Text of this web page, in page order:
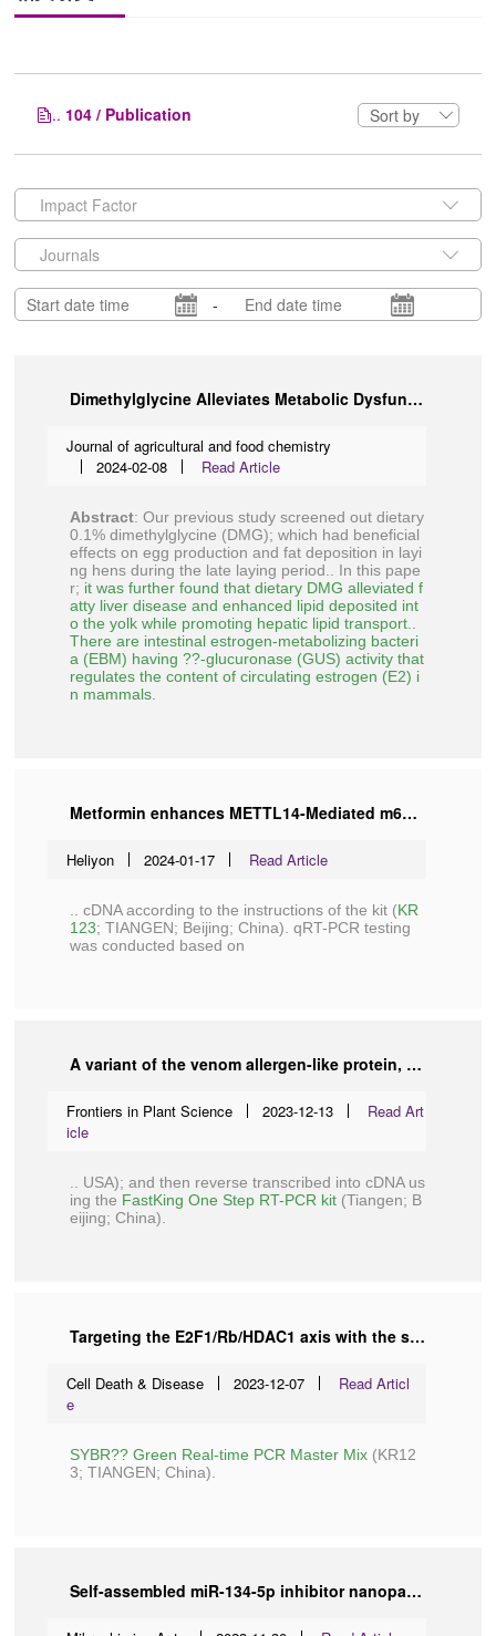
.. 104 / Publication Sort by
Impact Factor
Journals
-
Dimethylglycine Alleviates Metabolic Dysfunction-Associated Fatty Liver Disease by Improving the Circulating Estrogen Level via Gut Staphylococcus .
Journal of agricultural and food chemistry
2024-02-08
Read Article
Abstract: Our previous study screened out dietary
0.1% dimethylglycine (DMG); which had beneficial
effects on egg production and fat deposition in layi
ng hens during the late laying period.. In this pape
r; it was further found that dietary DMG alleviated f
atty liver disease and enhanced lipid deposited int
o the yolk while promoting hepatic lipid transport..
There are intestinal estrogen-metabolizing bacteri
a (EBM) having ??-glucuronase (GUS) activity that
regulates the content of circulating estrogen (E2) i
n mammals.
Metformin enhances METTL14-Mediated m6A methylation to alleviate NIT-1 cells apoptosis induced by hydrogen peroxide
Heliyon 2024-01-17 Read Article
.. cDNA according to the instructions of the kit (KR
123;TIANGEN; Beijing; China). qRT-PCR testing
was conducted based on
A variant of the venom allergen-like protein, Dd VAP2, is required for the migratory endoparasitic plant nematode Ditylenchus destructor parasitism of plants
Frontiers in Plant Science 2023-12-13
Read Art
icle
.. USA); and then reverse transcribed into cDNA us
ing the FastKing One Step RT-PCR kit (Tiangen; B
eijing; China).
Targeting the E2F1/Rb/HDAC1 axis with the small molecule HR488B effectively inhibits colorectal cancer growth
Cell Death & Disease 2023-12-07
Read Articl
e
SYBR?? Green Real-time PCR Master Mix (KR12
3;TIANGEN; China).
Self-assembled miR-134-5p inhibitor nanoparticles ameliorate experimental bronchopulmonary dysplasia (BPD) via suppressing ferroptosis